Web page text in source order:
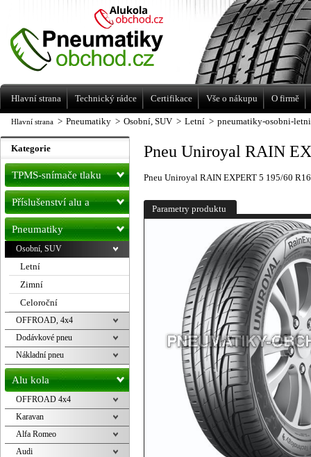
Hlavní strana > Pneumatiky > Osobní, SUV > Letní > pneumatiky-osobni-
Pneu Uniroyal RAIN
Pneu Uniroyal RAIN EXPERT 5 195/60
Parametry produktu
Kategorie
TPMS-snímače tlaku
Příslušenství alu a
pneu
Pneumatiky
Osobní, SUV
Letní
Zimní
Celoroční
OFFROAD, 4x4
Dodávkové pneu
Nákladní pneu
Alu kola
OFFROAD 4x4
Karavan
Alfa Romeo
Audi
Levné pneumatiky letní, zimní, Alu kola
a litá kola Racing Line
Hlavní strana Technický rádce Certifikace Vše o nákupu O firmě